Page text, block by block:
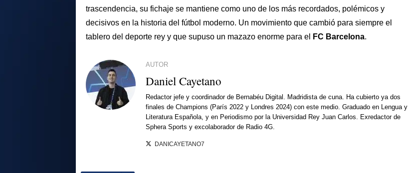
trascendencia, su fichaje se mantiene como uno de los más recordados, polémicos y
decisivos en la historia del fútbol moderno. Un movimiento que cambió para siempre el
tablero del deporte rey y que supuso un mazazo enorme para el
FC Barcelona.
AUTOR
Daniel Cayetano
Redactor jefe y coordinador de Bernabéu Digital. Madridista de cuna. Ha cubierto ya dos
finales de Champions (París 2022 y Londres 2024) con este medio. Graduado en Lengua y
Literatura Española, y en Periodismo por la Universidad Rey Juan Carlos. Exredactor de
Sphera Sports y excolaborador de Radio 4G.
DANICAYETANO7